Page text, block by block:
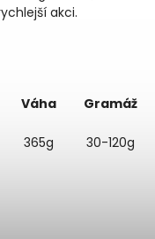
akci.
Váha Gramáž
365g 30-120g